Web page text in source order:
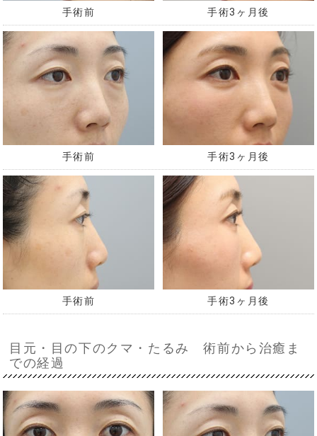
手術前 手術3ヶ月後
手術前 手術3ヶ月後
手術前 手術3ヶ月後
目元・目の下のクマ・たるみ 術前から治癒ま
での経過